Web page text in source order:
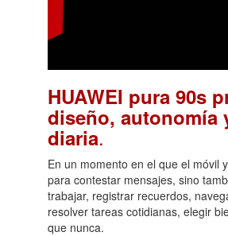
HUAWEI pura 90s
diseño, autonomía
diaria.
En un momento en el que el móvil
para contestar mensajes, sino
trabajar, registrar recuerdos,
resolver tareas cotidianas, elegir
que nunca.